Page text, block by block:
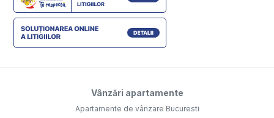
Vânzări apartamente
Apartamente de vânzare Bucuresti